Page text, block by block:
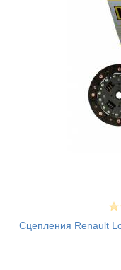
Сцепления Renault